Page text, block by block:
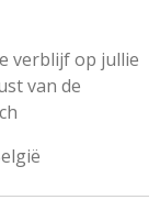
verblijf op jullie
van de